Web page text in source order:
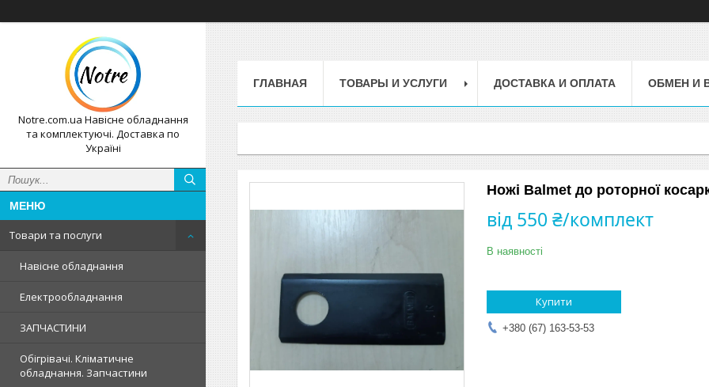
Notre.com.ua Навісне обладнання
та комплектуючі. Доставка по
Україні
Товари та послуги
Навісне обладнання
Електрообладнання
ЗАПЧАСТИНИ
Обігрівачі. Кліматичне
обладнання. Запчастини
ГЛАВНАЯ ТОВАРЫ И УСЛУГИ ДОСТАВКА И ОПЛАТА ОБМЕН И
Ножі Balmet до роторної
від 550 ₴/комплект
В наявності
Купити
+380 (67) 163-53-53